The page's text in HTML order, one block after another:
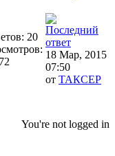
20
18 Мар, 2015
07:50
от ТАКСЕР
You're not logged in